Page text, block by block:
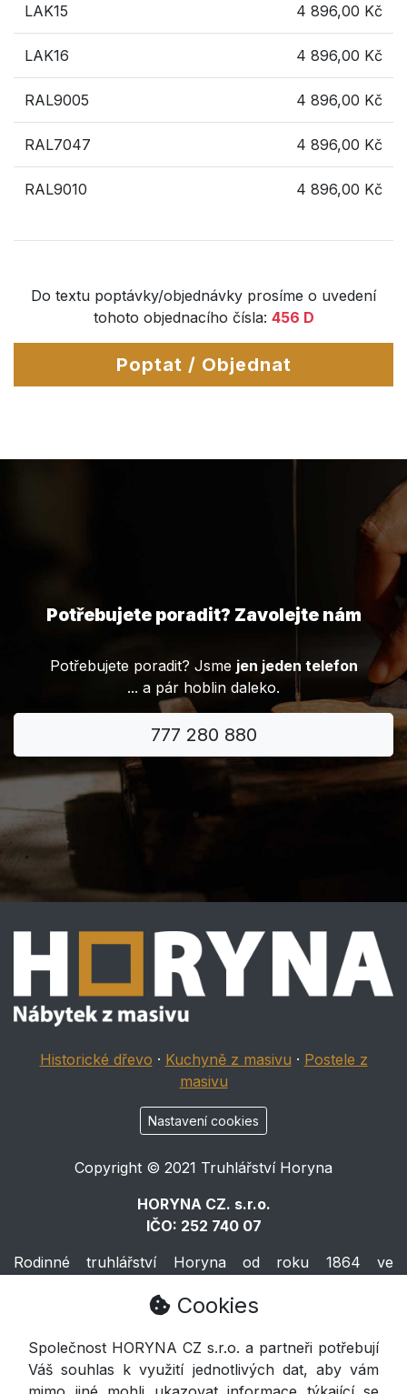
LAK15 4 896,00 Kč
LAK16 4 896,00 Kč
RAL9005 4 896,00 Kč
RAL7047 4 896,00 Kč
RAL9010 4 896,00 Kč
Do textu poptávky/objednávky prosíme o uvedení
tohoto objednacího čísla: 456 D
Poptat / Objednat
Potřebujete poradit? Zavolejte nám
Potřebujete poradit? Jsme jen jeden telefon
... a pár hoblin daleko.
777 280 880
Historické dřevo · Kuchyně z masivu · Postele z
masivu
Nastavení cookies
Copyright © 2021 Truhlářství Horyna
HORYNA CZ. s.r.o.
IČO: 252 740 07
Rodinné truhlářství Horyna od roku 1864 ve
Voleč 133, Lázně Bohdaneč 533 41
Cookies
Společnost HORYNA CZ s.r.o. a partneři potřebují
Váš souhlas k využití jednotlivých dat, aby vám